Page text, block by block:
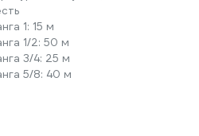
1: 15 м
1/2: 50 м
3/4: 25 м
5/8: 40 м